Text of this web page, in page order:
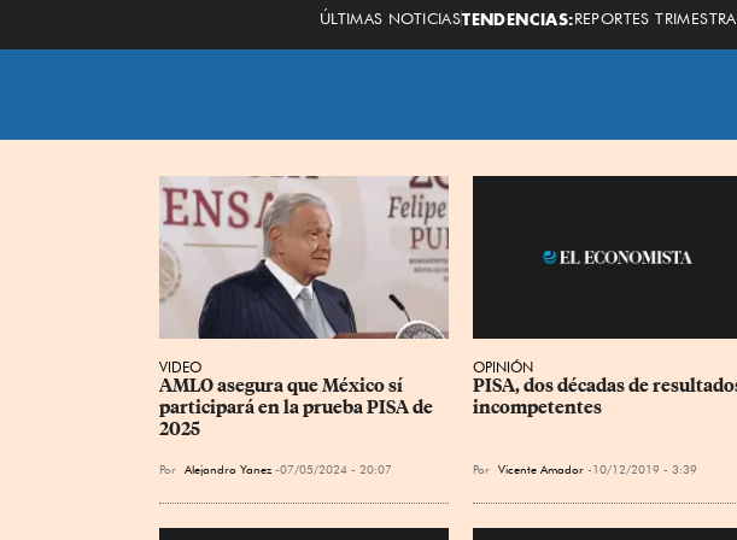
ÚLTIMAS NOTICIASTENDENCIAS:REPORTES
VIDEO
AMLO asegura que México sí
participará en la prueba PISA de
2025
Por Alejandro Yanez 07/05/2024 - 20:07
OPINIÓN
PISA, dos décadas de
incompetentes
Por Vicente Amador 10/12/2019 - 3:39